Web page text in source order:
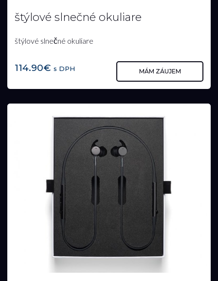
štýlové slnečné okuliare
štýlové slnečné okuliare
114.90€ s DPH MÁM ZÁUJEM